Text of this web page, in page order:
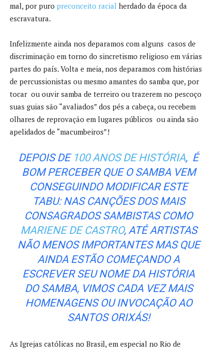
mal, por puro preconceito racial herdado da época da
escravatura.
Infelizmente ainda nos deparamos com alguns casos de
discriminação em torno do sincretismo religioso em várias
partes do país. Volta e meia, nos deparamos com histórias
de percussionistas ou mesmo amantes do samba que, por
tocar ou ouvir samba de terreiro ou trazerem no pescoço
suas guias são “avaliados” dos pés a cabeça, ou recebem
olhares de reprovação em lugares públicos ou ainda são
apelidados de “macumbeiros”!
DEPOIS DE 100 ANOS DE HISTÓRIA, É
BOM PERCEBER QUE O SAMBA VEM
CONSEGUINDO MODIFICAR ESTE
TABU: NAS CANÇÕES DOS MAIS
CONSAGRADOS SAMBISTAS COMO
MARIENE DE CASTRO, ATÉ ARTISTAS
NÃO MENOS IMPORTANTES MAS QUE
AINDA ESTÃO COMEÇANDO A
ESCREVER SEU NOME DA HISTÓRIA
DO SAMBA, VIMOS CADA VEZ MAIS
HOMENAGENS OU INVOCAÇÃO AO
SANTOS ORIXÁS!
As Igrejas católicas no Brasil, em especial no Rio de